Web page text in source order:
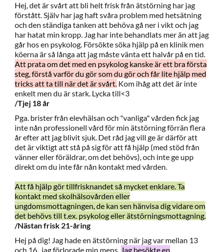
Hej, det är svårt att bli helt frisk från ätstörning har jag
förstått. Själv har jag haft svåra problem med hetsätning
och den ständiga tanken att behöva gå ner i vikt och jag
har hatat min kropp. Jag har inte behandlats mer än att jag
går hos en psykolog. Försökte söka hjälp på en klinik men
köerna är så långa att jag måste vänta ett halvår på en tid.
Att prata om det med en psykolog kanske är ett bra första
steg, förstå varför du gör som du gör och får lite hjälp med
tricks att ta till när det är svårt. Kom ihåg att det är inte
enkelt men du är stark. Lycka till<3
/Tjej 18 år
Pga. brister från elevhälsan och "vanliga" vården fick jag
inte nån professionell vård för min ätstörning förrän flera
år efter att jag blivit sjuk. Det råd jag vill ge är därför att
det är viktigt att stå på sig för att få hjälp (med stöd från
vänner eller föräldrar, om det behövs), och inte ge upp
direkt om du inte får nån kontakt med vården.
Att få hjälp gör tillfrisknandet så mycket enklare. Ta
kontakt med skolhälsovården eller
ungdomsmottagningen, de kan sen hänvisa dig vidare om
det behövs till t.ex. psykolog eller ätstörningsmottagning.
/Nästan frisk 21-åring
Hej på dig! Jag hade en ätstörning när jag var mellan 13
och 16, jag förlorade min mens. Jag besökte en